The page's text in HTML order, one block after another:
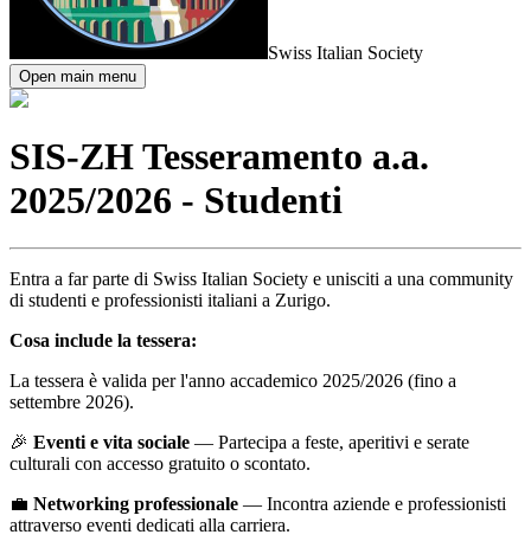
Swiss Italian Society
Open main menu
SIS-ZH Tesseramento a.a.
2025/2026 - Studenti
Entra a far parte di Swiss Italian Society e unisciti a una community
di studenti e professionisti italiani a Zurigo.
Cosa include la tessera:
La tessera è valida per l'anno accademico 2025/2026 (fino a
settembre 2026).
🎉 Eventi e vita sociale — Partecipa a feste, aperitivi e serate
culturali con accesso gratuito o scontato.
💼 Networking professionale — Incontra aziende e professionisti
attraverso eventi dedicati alla carriera.